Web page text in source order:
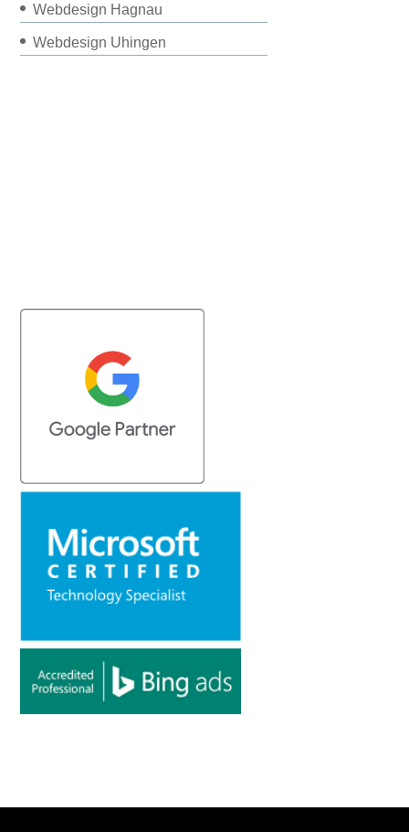
Webdesign Hagnau
Webdesign Uhingen